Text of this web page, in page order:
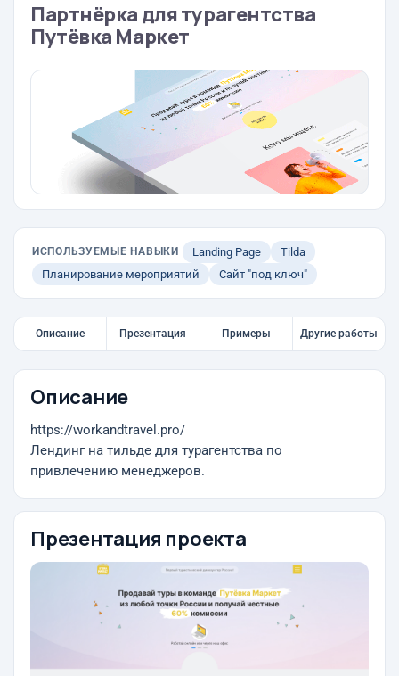
Партнёрка для турагентства
Путёвка Маркет
ИСПОЛЬЗУЕМЫЕ НАВЫКИ Landing Page
Tilda
Планирование мероприятий
Сайт "под ключ"
Описание Презентация Примеры Другие работы
Описание
https://workandtravel.pro/
Лендинг на тильде для турагентства по
привлечению менеджеров.
Презентация проекта